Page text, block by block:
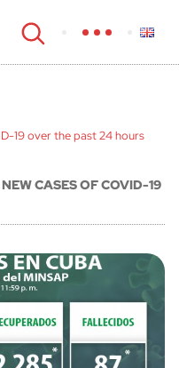
19 over the past 24 hours
CASES OF COVID-19